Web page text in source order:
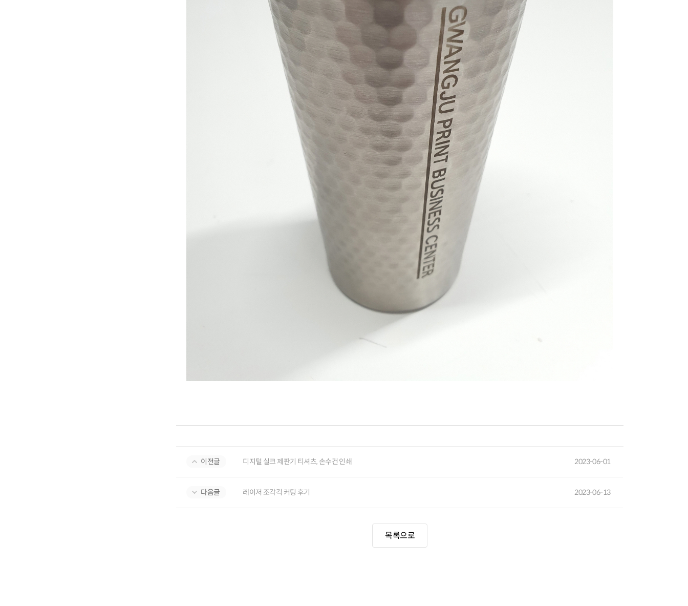
이전글 디지털 실크 제판기 티셔츠, 손수건 인쇄 2023-06-01
다음글 레이저 조각긱 커팅 후기 2023-06-13
목록으로